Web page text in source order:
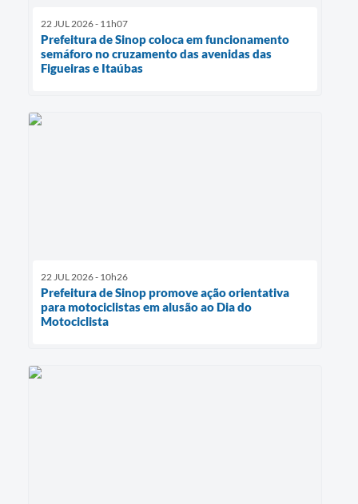
22 JUL 2026 - 11h07
Prefeitura de Sinop coloca em funcionamento
semáforo no cruzamento das avenidas das
Figueiras e Itaúbas
22 JUL 2026 - 10h26
Prefeitura de Sinop promove ação orientativa
para motociclistas em alusão ao Dia do
Motociclista